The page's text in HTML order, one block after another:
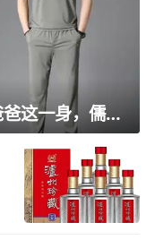
百元出头买一套！父亲节送爸爸这一身，儒雅有型还凉爽